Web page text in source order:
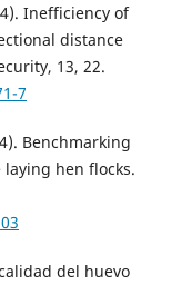
Inefficiency of
distance
13, 22.
7
Benchmarking
hen flocks.
del huevo